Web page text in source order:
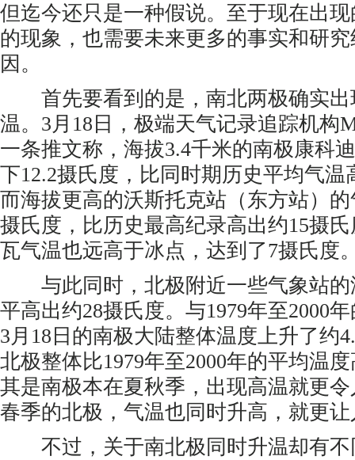
但迄今还只是一种假说。至于现在出
的现象，也需要未来更多的事实和研
因。
首先要看到的是，南北两极确实出
温。3月18日，极端天气记录追踪机构
一条推文称，海拔3.4千米的南极康科
下12.2摄氏度，比同时期历史平均气温
而海拔更高的沃斯托克站（东方站）
摄氏度，比历史最高纪录高出约15摄
瓦气温也远高于冰点，达到了7摄氏度
与此同时，北极附近一些气象站的
平高出约28摄氏度。与1979年至2000
3月18日的南极大陆整体温度上升了约
北极整体比1979年至2000年的平均温
其是南极本在夏秋季，出现高温就更
春季的北极，气温也同时升高，就更
不过，关于南北极同时升温却有不